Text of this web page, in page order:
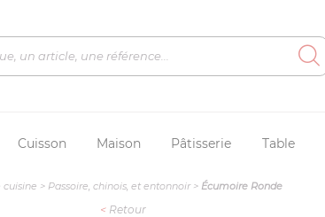
Cuisson Maison Pâtisserie Table
cuisine > Passoire, chinois, et entonnoir> Écumoire Ronde
< Retour